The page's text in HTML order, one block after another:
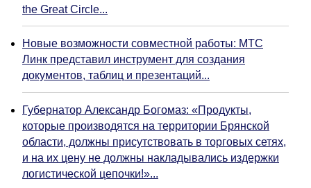
the Great Circle...
Новые возможности совместной работы: МТС
Линк представил инструмент для создания
документов, таблиц и презентаций...
Губернатор Александр Богомаз: «Продукты,
которые производятся на территории Брянской
области, должны присутствовать в торговых сетях,
и на их цену не должны накладывались издержки
логистической цепочки!»...